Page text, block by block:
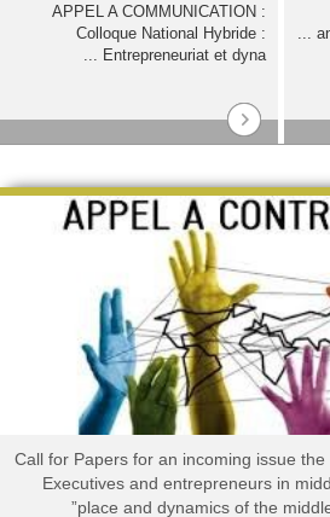
APPEL A COMMUNICATION :
Colloque National Hybride :
Entrepreneuriat et dyna ...
Call for Papers for an incoming issue
Executives and entrepreneurs in
place and dynamics of the